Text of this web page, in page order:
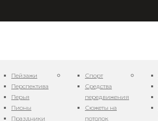
Пейзажи
Перспектива
Перья
Пионы
Праздники
Спорт
Средства
передвижения
Сюжеты на
потолок